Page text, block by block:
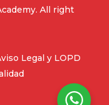
All right
Legal y LOPD